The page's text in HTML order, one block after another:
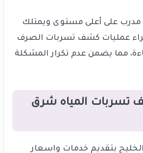
مدرب على أعلى مستوى ويمتلك
عمليات كشف تسربات الصرف
مما يضمن عدم تكرار المشكلة
تسربات المياه شرق
بتقديم خدمات واسعار